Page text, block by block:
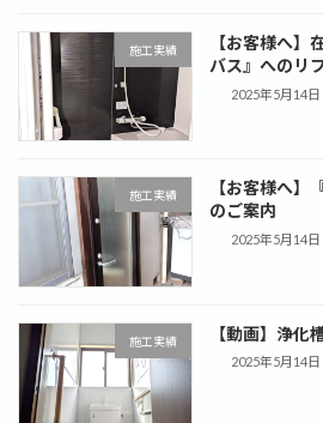
施工実績
【お客様へ】
バス』へのリ
2025年5月14日
施工実績
【お客様へ】
のご案内
2025年5月14日
施工実績 【動画】浄化
2025年5月14日